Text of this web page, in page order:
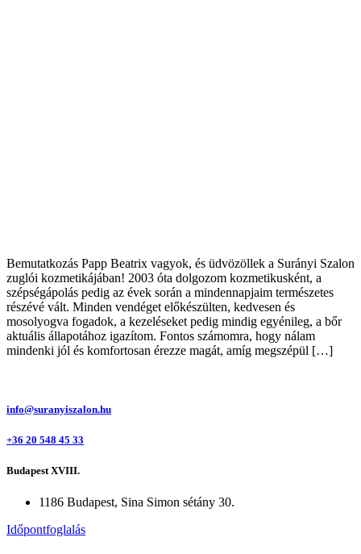
Bemutatkozás Papp Beatrix vagyok, és üdvözöllek a Surányi Szalon
zuglói kozmetikájában! 2003 óta dolgozom kozmetikusként, a
szépségápolás pedig az évek során a mindennapjaim természetes
részévé vált. Minden vendéget előkészülten, kedvesen és
mosolyogva fogadok, a kezeléseket pedig mindig egyénileg, a bőr
aktuális állapotához igazítom. Fontos számomra, hogy nálam
mindenki jól és komfortosan érezze magát, amíg megszépül […]
info@suranyiszalon.hu
+36 20 548 45 33
Budapest XVIII.
1186 Budapest, Sina Simon sétány 30.
Időpontfoglalás